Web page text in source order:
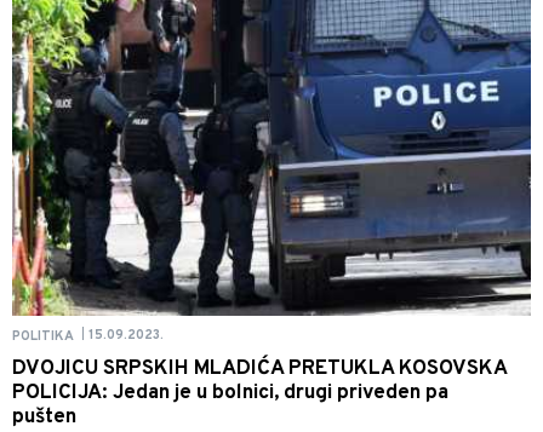
POLITIKA 15.09.2023.
DVOJICU SRPSKIH MLADIĆA PRETUKLA KOSOVSKA
POLICIJA: Jedan je u bolnici, drugi priveden pa
pušten